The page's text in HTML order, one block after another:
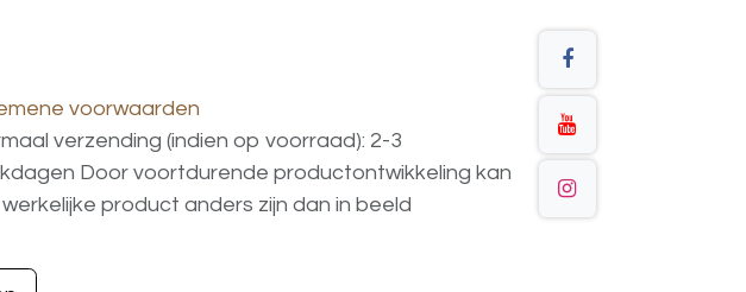
voorwaarden
verzending (indien op voorraad): 2-3
Door voortdurende productontwikkeling kan
werkelijke product anders zijn dan in beeld